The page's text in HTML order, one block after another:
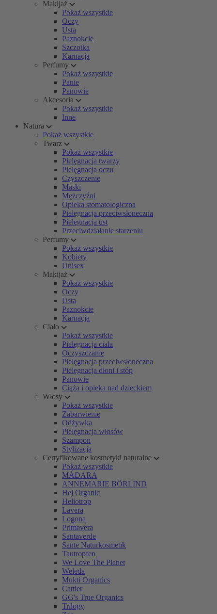
Makijaż
Pokaż wszystkie
Oczy
Usta
Paznokcie
Szczotka
Karnacja
Perfumy
Pokaż wszystkie
Panie
Panowie
Akcesoria
Pokaż wszystkie
Inne
Natura
Pokaż wszystkie
Twarz
Pokaż wszystkie
Pielęgnacja twarzy
Pielęgnacja oczu
Czyszczenie
Maski
Mężczyźni
Opieka stomatologiczna
Pielęgnacja przeciwsłoneczna
Pielęgnacja ust
Przeciwdziałanie starzeniu
Perfumy
Pokaż wszystkie
Kobiety
Unisex
Makijaż
Pokaż wszystkie
Oczy
Usta
Paznokcie
Karnacja
Ciało
Pokaż wszystkie
Pielęgnacja ciała
Oczyszczanie
Pielęgnacja przeciwsłoneczna
Pielęgnacja dłoni i stóp
Panowie
Ciąża i opieka nad dzieckiem
Włosy
Pokaż wszystkie
Zabarwienie
Odżywka
Pielęgnacja włosów
Szampon
Stylizacja
Certyfikowane kosmetyki naturalne
Pokaż wszystkie
MÁDARA
ANNEMARIE BÖRLIND
Hej Organic
Heliotrop
Lavera
Logona
Primavera
Santaverde
Sante Naturkosmetik
Tautropfen
We Love The Planet
Weleda
Mukti Organics
Cattier
GG's True Organics
Trilogy